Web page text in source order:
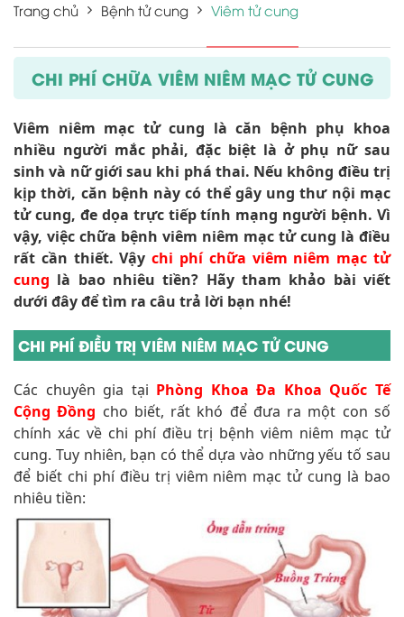
Trang chủ Bệnh tử cung Viêm tử cung
CHI PHÍ CHỮA VIÊM NIÊM MẠC TỬ CUNG
Viêm niêm mạc tử cung là căn bệnh phụ khoa
nhiều người mắc phải, đặc biệt là ở phụ nữ sau
sinh và nữ giới sau khi phá thai. Nếu không điều trị
kịp thời, căn bệnh này có thể gây ung thư nội mạc
tử cung, đe dọa trực tiếp tính mạng người bệnh. Vì
vậy, việc chữa bệnh viêm niêm mạc tử cung là điều
rất cần thiết. Vậychi phí chữa viêm niêm mạc tử
cung là bao nhiêu tiền? Hãy tham khảo bài viết
dưới đây để tìm ra câu trả lời bạn nhé!
CHI PHÍ ĐIỀU TRỊ VIÊM NIÊM MẠC TỬ CUNG
Các chuyên gia tại Phòng Khoa Đa Khoa Quốc Tế
Cộng Đồng cho biết, rất khó để đưa ra một con số
chính xác về chi phí điều trị bệnh viêm niêm mạc tử
cung. Tuy nhiên, bạn có thể dựa vào những yếu tố sau
để biết chi phí điều trị viêm niêm mạc tử cung là bao
nhiêu tiền: